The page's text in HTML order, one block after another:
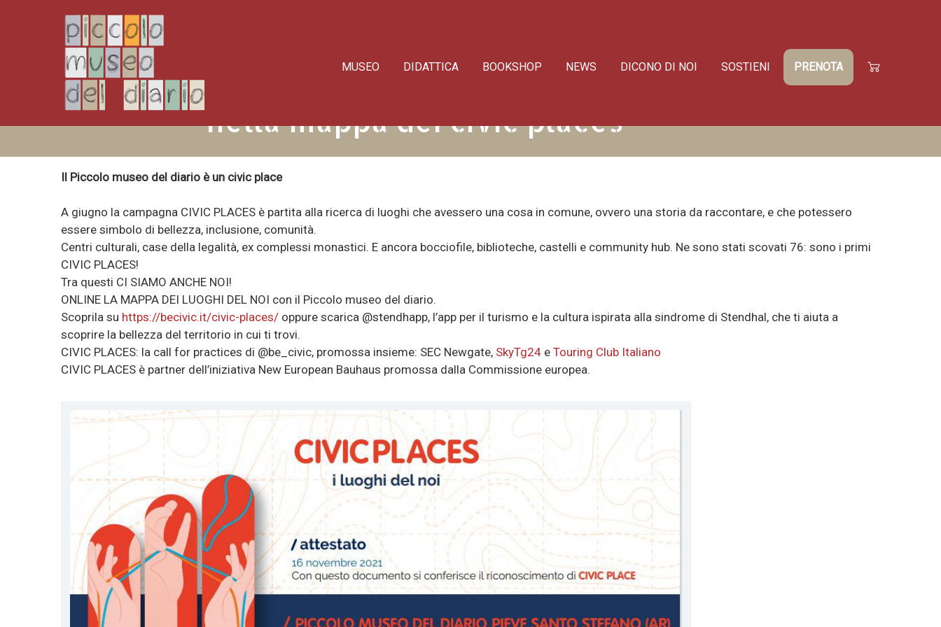
MUSEO DIDATTICA BOOKSHOP NEWS DICONO DI NOI SOSTIENI PRENOTA 
nella mappa dei civic places
Il Piccolo museo del diario è un civic place
A giugno la campagna CIVIC PLACES è partita alla ricerca di luoghi che avessero una cosa in comune, ovvero una storia da raccontare, e che potessero
essere simbolo di bellezza, inclusione, comunità.
Centri culturali, case della legalità, ex complessi monastici. E ancora bocciofile, biblioteche, castelli e community hub. Ne sono stati scovati 76: sono i primi
CIVIC PLACES!
Tra questi CI SIAMO ANCHE NOI!
ONLINE LA MAPPA DEI LUOGHI DEL NOI con il Piccolo museo del diario.
Scoprila su https://becivic.it/civic-places/ oppure scarica @stendhapp, l’app per il turismo e la cultura ispirata alla sindrome di Stendhal, che ti aiuta a
scoprire la bellezza del territorio in cui ti trovi.
CIVIC PLACES: la call for practices di @be_civic, promossa insieme: SEC Newgate, SkyTg24 e Touring Club Italiano
CIVIC PLACES è partner dell’iniziativa New European Bauhaus promossa dalla Commissione europea.